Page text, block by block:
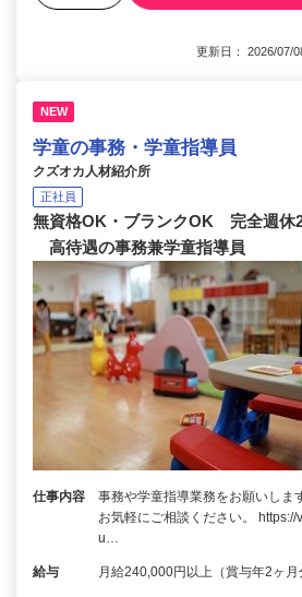
更新日： 2026/
NEW
学童の事務・学童指導員
クズオカ人材紹介所
正社員
無資格OK・ブランクOK 完全週休2
高待遇の事務兼学童指導員
仕事内容
事務や学童指導業務をお願いしま
お気軽にご相談ください。
u…
給与 月給240,000円以上（賞与年2ヶ月